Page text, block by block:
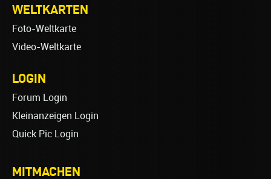
WELTKARTEN
Foto-Weltkarte
Video-Weltkarte
LOGIN
Forum Login
Kleinanzeigen Login
Quick Pic Login
MITMACHEN